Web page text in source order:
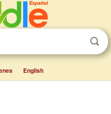
English